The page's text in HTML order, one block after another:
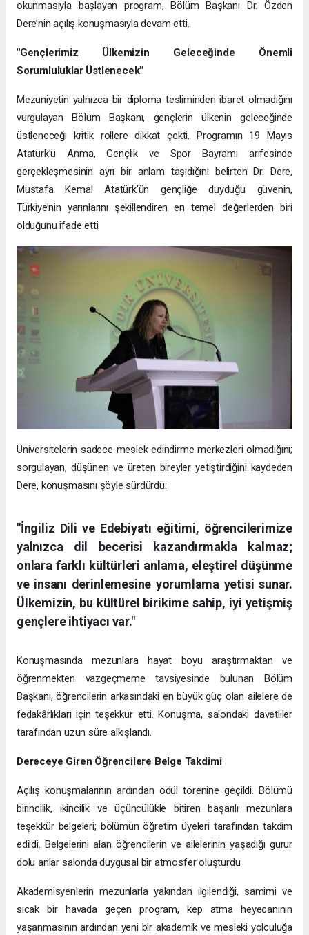
okunmasıyla başlayan program, Bölüm Başkanı Dr. Özden
Dere’nin açılış konuşmasıyla devam etti.
"Gençlerimiz Ülkemizin Geleceğinde Önemli
Sorumluluklar Üstlenecek"
Mezuniyetin yalnızca bir diploma tesliminden ibaret olmadığını
vurgulayan Bölüm Başkanı, gençlerin ülkenin geleceğinde
üstleneceği kritik rollere dikkat çekti. Programın 19 Mayıs
Atatürk’ü Anma, Gençlik ve Spor Bayramı arifesinde
gerçekleşmesinin ayrı bir anlam taşıdığını belirten Dr. Dere,
Mustafa Kemal Atatürk’ün gençliğe duyduğu güvenin,
Türkiye’nin yarınlarını şekillendiren en temel değerlerden biri
olduğunu ifade etti.
Üniversitelerin sadece meslek edindirme merkezleri olmadığını;
sorgulayan, düşünen ve üreten bireyler yetiştirdiğini kaydeden
Dere, konuşmasını şöyle sürdürdü:
"İngiliz Dili ve Edebiyatı eğitimi, öğrencilerimize
yalnızca dil becerisi kazandırmakla kalmaz;
onlara farklı kültürleri anlama, eleştirel düşünme
ve insanı derinlemesine yorumlama yetisi sunar.
Ülkemizin, bu kültürel birikime sahip, iyi yetişmiş
gençlere ihtiyacı var."
Konuşmasında mezunlara hayat boyu araştırmaktan ve
öğrenmekten vazgeçmeme tavsiyesinde bulunan Bölüm
Başkanı, öğrencilerin arkasındaki en büyük güç olan ailelere de
fedakârlıkları için teşekkür etti. Konuşma, salondaki davetliler
tarafından uzun süre alkışlandı.
Dereceye Giren Öğrencilere Belge Takdimi
Açılış konuşmalarının ardından ödül törenine geçildi. Bölümü
birincilik, ikincilik ve üçüncülükle bitiren başarılı mezunlara
teşekkür belgeleri; bölümün öğretim üyeleri tarafından takdim
edildi. Belgelerini alan öğrencilerin ve ailelerinin yaşadığı gurur
dolu anlar salonda duygusal bir atmosfer oluşturdu.
Akademisyenlerin mezunlarla yakından ilgilendiği, samimi ve
sıcak bir havada geçen program, kep atma heyecanının
yaşanmasının ardından yeni bir akademik ve mesleki yolculuğa